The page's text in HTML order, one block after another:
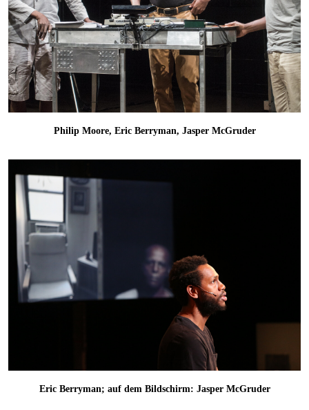
Philip Moore, Eric Berryman, Jasper McGruder
Eric Berryman; auf dem Bildschirm: Jasper McGruder